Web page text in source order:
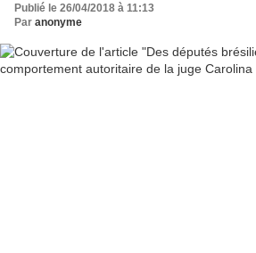
Publié le 26/04/2018 à 11:13
Par anonyme